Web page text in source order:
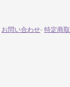
お問い合わせ- 特定商